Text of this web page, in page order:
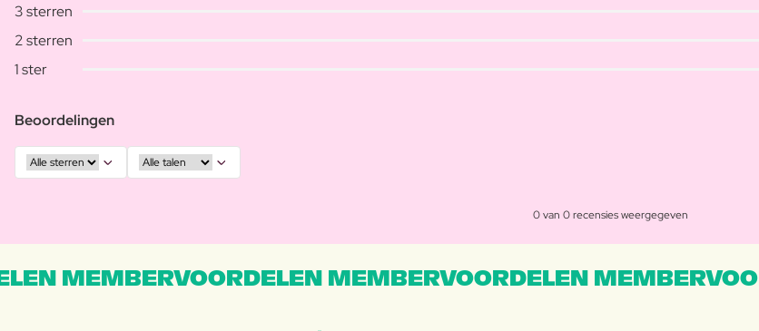
3 sterren
2 sterren
1 ster
Beoordelingen
0 van 0 recensies weergegeven
MEMBERVOORDELEN MEMBERVOORDELEN